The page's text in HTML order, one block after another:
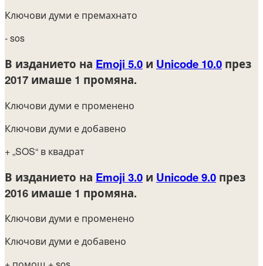
Ключови думи е премахнато
- sos
В изданието на Emoji 5.0 и Unicode 10.0 през
2017 имаше 1 промяна.
Ключови думи е променено
Ключови думи е добавено
+ „SOS“ в квадрат
В изданието на Emoji 3.0 и Unicode 9.0 през
2016 имаше 1 промяна.
Ключови думи е променено
Ключови думи е добавено